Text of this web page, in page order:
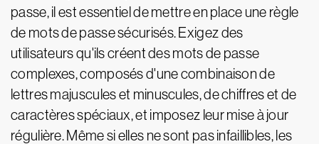
passe, il est essentiel de mettre en place une règle
de mots de passe sécurisés. Exigez des
utilisateurs qu'ils créent des mots de passe
complexes, composés d'une combinaison de
lettres majuscules et minuscules, de chiffres et de
caractères spéciaux, et imposez leur mise à jour
régulière. Même si elles ne sont pas infaillibles, les